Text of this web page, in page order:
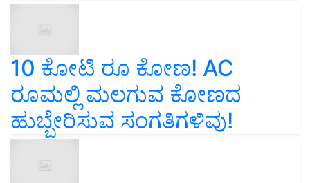
10 ಕೋಟಿ ರೂ ಕೋಣ! AC
ರೂಮಲ್ಲಿ ಮಲಗುವ ಕೋಣದ
ಹುಬ್ಬೇರಿಸುವ ಸಂಗತಿಗಳಿವು!